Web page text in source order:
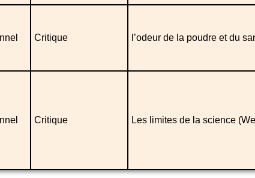
Critique l’odeur de la poudre et du
Critique Les limites de la science